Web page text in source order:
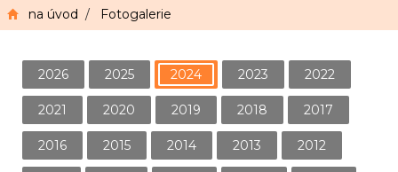
na úvod / Fotogalerie
2026 2025 2024 2023 2022
2021 2020 2019 2018 2017
2016 2015 2014 2013 2012